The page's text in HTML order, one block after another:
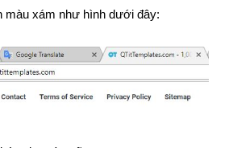
màu xám như hình dưới đây: